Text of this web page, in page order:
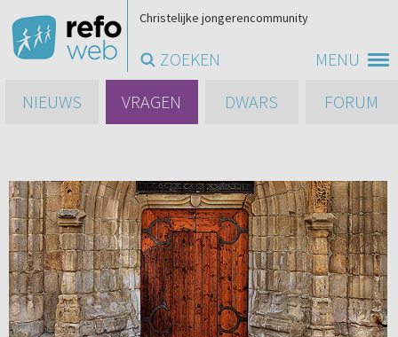
MENU
Christelijke jongerencommunity
ZOEKEN
NIEUWS
VRAGEN DWARS FORUM